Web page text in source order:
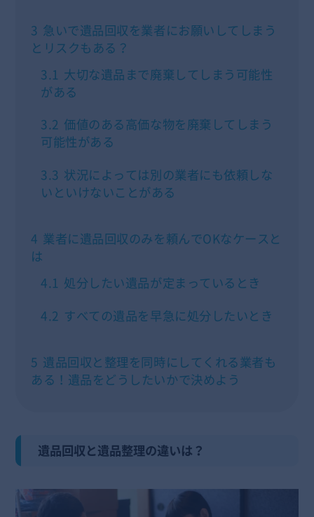
3 急いで遺品回収を業者にお願いしてしまう
とリスクもある？
3.1 大切な遺品まで廃棄してしまう可能性
がある
3.2 価値のある高価な物を廃棄してしまう
可能性がある
3.3 状況によっては別の業者にも依頼しな
いといけないことがある
4 業者に遺品回収のみを頼んでOKなケースと
は
4.1 処分したい遺品が定まっているとき
4.2 すべての遺品を早急に処分したいとき
5 遺品回収と整理を同時にしてくれる業者も
ある！遺品をどうしたいかで決めよう
遺品回収と遺品整理の違いは？